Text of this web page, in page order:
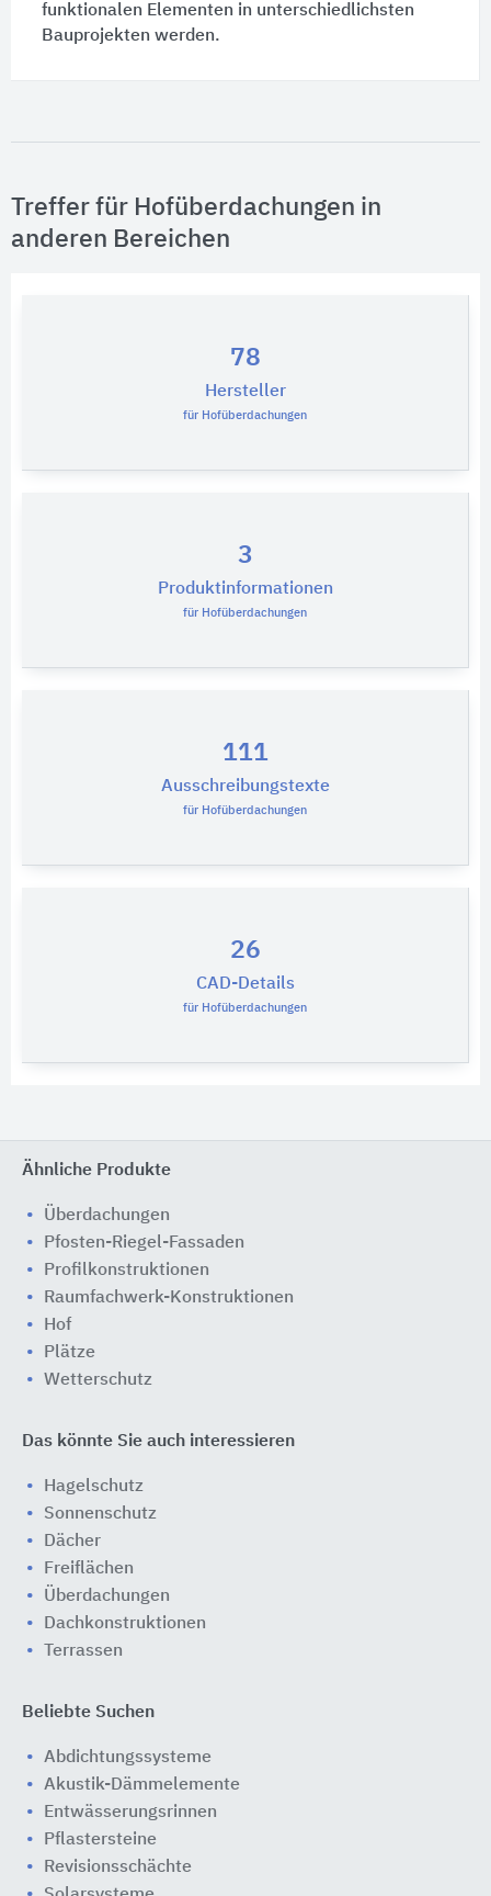
funktionalen Elementen in unterschiedlichsten
Bauprojekten werden.
Treffer für Hofüberdachungen in
anderen Bereichen
78
Hersteller
für Hofüberdachungen
3
Produktinformationen
für Hofüberdachungen
111
Ausschreibungstexte
für Hofüberdachungen
26
CAD-Details
für Hofüberdachungen
Ähnliche Produkte
Überdachungen
Pfosten-Riegel-Fassaden
Profilkonstruktionen
Raumfachwerk-Konstruktionen
Hof
Plätze
Wetterschutz
Das könnte Sie auch interessieren
Hagelschutz
Sonnenschutz
Dächer
Freiflächen
Überdachungen
Dachkonstruktionen
Terrassen
Beliebte Suchen
Abdichtungssysteme
Akustik-Dämmelemente
Entwässerungsrinnen
Pflastersteine
Revisionsschächte